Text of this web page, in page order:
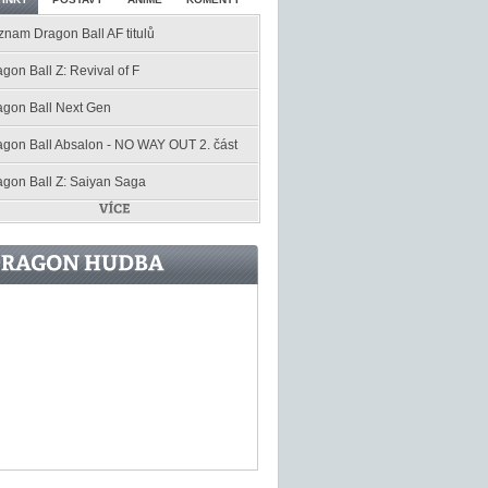
Dragon Ball AF titulů
Ball Z: Revival of F
Ball Next Gen
Ball Absalon - NO WAY OUT 2. část
Ball Z: Saiyan Saga